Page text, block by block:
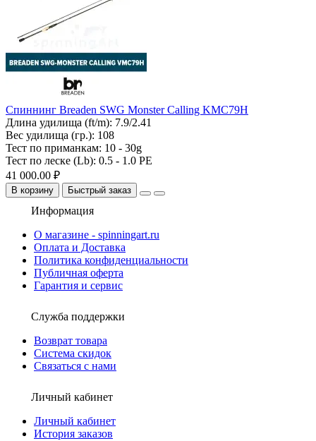
Спиннинг Breaden SWG Monster Calling KMC79H
Длина удилища (ft/m): 7.9/2.41
Вес удилища (гр.): 108
Тест по приманкам: 10 - 30g
Тест по леске (Lb): 0.5 - 1.0 PE
41 000.00 ₽
В корзину Быстрый заказ
Информация
О магазине - spinningart.ru
Оплата и Доставка
Политика конфиденциальности
Публичная оферта
Гарантия и сервис
Служба поддержки
Возврат товара
Система скидок
Связаться с нами
Личный кабинет
Личный кабинет
История заказов